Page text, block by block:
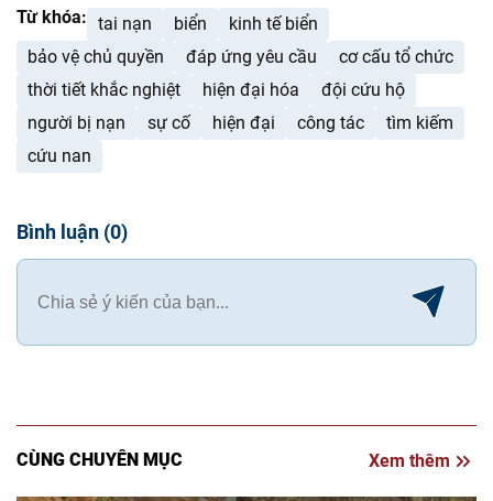
Từ khóa: tai nạn biển
kinh tế biển
bảo vệ chủ quyền
đáp ứng yêu cầu
cơ cấu tổ chức
thời tiết khắc nghiệt
hiện đại hóa
đội cứu hộ
người bị nạn
sự cố hiện đại công tác
tìm kiếm
cứu nan
Bình luận (0)
CÙNG CHUYÊN MỤC Xem thêm